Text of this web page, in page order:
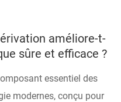
améliore-t-
sûre et efficace ?
essentiel des
modernes, conçu pour